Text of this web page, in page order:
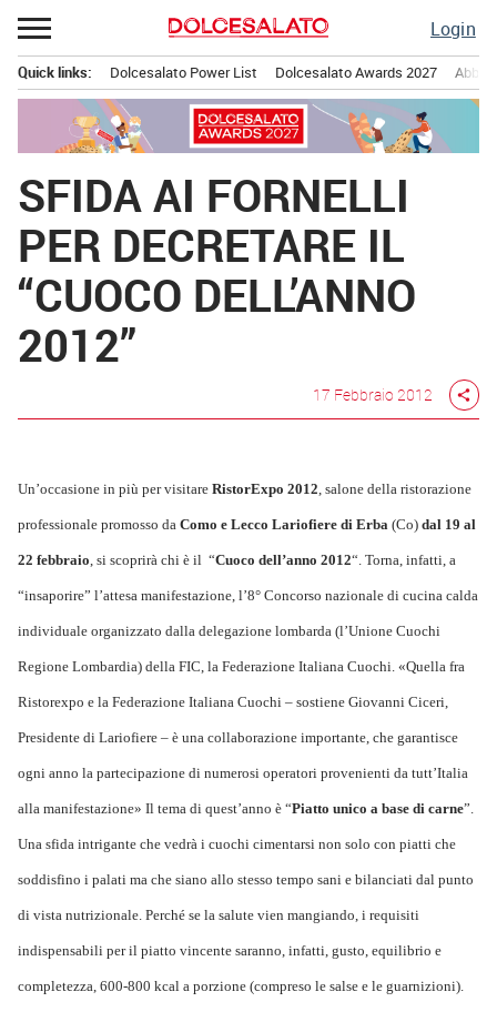
Passa
al
contenuto
Login
principale
Quick links: Dolcesalato Power List Dolcesalato Awards 2027
SFIDA AI FORNELLI
PER DECRETARE IL
“CUOCO DELL’ANNO
2012”
17 Febbraio 2012 share
Un’occasione in più per visitare RistorExpo 2012, salone della ristorazione
professionale promosso da Como e Lecco Lariofiere di Erba (Co) dal 19 al
22 febbraio, si scoprirà chi è il “Cuoco dell’anno 2012“. Torna, infatti, a
“insaporire” l’attesa manifestazione, l’8° Concorso nazionale di cucina calda
individuale organizzato dalla delegazione lombarda (l’Unione Cuochi
Regione Lombardia) della FIC, la Federazione Italiana Cuochi. «Quella fra
Ristorexpo e la Federazione Italiana Cuochi – sostiene Giovanni Ciceri,
Presidente di Lariofiere – è una collaborazione importante, che garantisce
ogni anno la partecipazione di numerosi operatori provenienti da tutt’Italia
alla manifestazione» Il tema di quest’anno è “Piatto unico a base di carne”.
Una sfida intrigante che vedrà i cuochi cimentarsi non solo con piatti che
soddisfino i palati ma che siano allo stesso tempo sani e bilanciati dal punto
di vista nutrizionale. Perché se la salute vien mangiando, i requisiti
indispensabili per il piatto vincente saranno, infatti, gusto, equilibrio e
completezza, 600-800 kcal a porzione (compreso le salse e le guarnizioni).